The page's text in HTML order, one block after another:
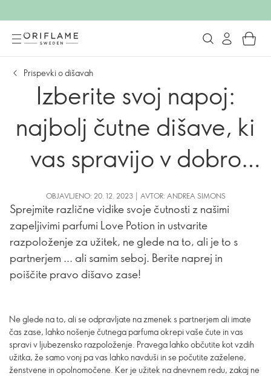
Prispevki o dišavah
Izberite svoj napoj:
najbolj čutne dišave, ki
vas spravijo v dobro
voljo
OBJAVLJENO: 20. 12. 2023 | AVTOR: ANDREA SIMONS
Sprejmite različne vidike svoje čutnosti z našimi
zapeljivimi parfumi Love Potion in ustvarite
razpoloženje za užitek, ne glede na to, ali je to s
partnerjem ... ali samim seboj. Berite naprej in
poiščite pravo dišavo zase!
Ne glede na to, ali se odpravljate na zmenek s partnerjem ali imate
čas zase, lahko nošenje čutnega parfuma okrepi vaše čute in vas
spravi v ljubezensko razpoloženje. Pravega lahko občutite kot vzdih
užitka, že samo vonj pa vas lahko navduši in se počutite zaželene,
ženstvene in opolnomočene. Ker je užitek na dnevnem redu, zakaj ne